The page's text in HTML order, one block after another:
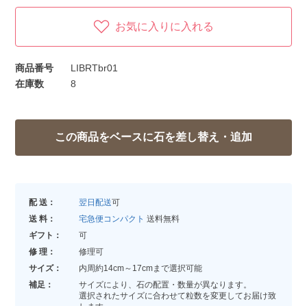
お気に入りに入れる
商品番号
LIBRTbr01
在庫数
8
配 送： 翌日配送可
送 料：
宅急便コンパクト 送料無料
ギフト：
可
修 理：
修理可
サイズ：
内周約14cm～17cmまで選択可能
補足：
サイズにより、石の配置・数量が異なります。
選択されたサイズに合わせて粒数を変更してお届け致